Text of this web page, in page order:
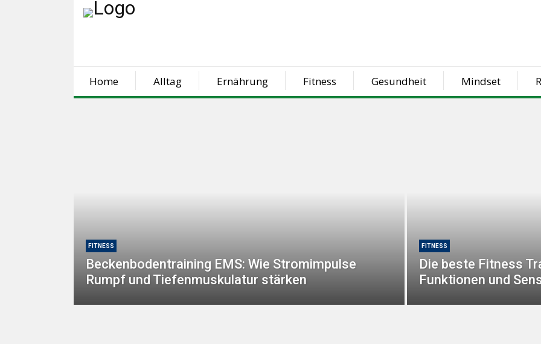
Home Alltag Ernährung Fitness Gesundheit Mindset
FITNESS
Beckenbodentraining EMS: Wie Stromimpulse
Rumpf und Tiefenmuskulatur stärken
FITNESS
Die beste Fitness
Funktionen und